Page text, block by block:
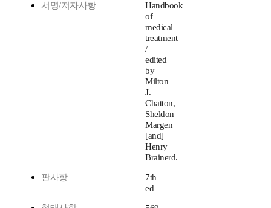
서명/저자사항
Handbook
of
medical
treatment
/
edited
by
Milton
J.
Chatton,
Sheldon
Margen
[and]
Henry
Brainerd.
판사항
7th
ed